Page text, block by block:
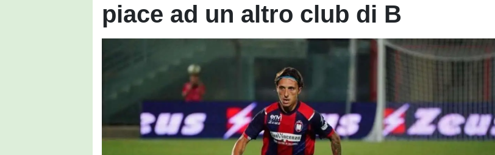
piace ad un altro club di B